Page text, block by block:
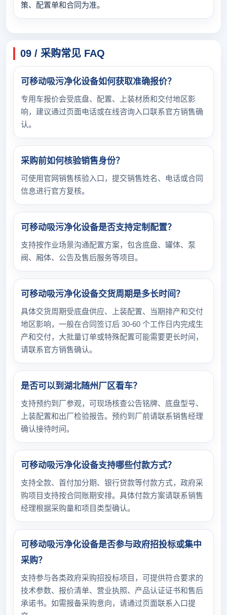
策、配置单和合同为准。
09 / 采购常见 FAQ
可移动吸污净化设备如何获取准确报价？
专用车报价会受底盘、配置、上装材质和交付地区影
响，建议通过页面电话或在线咨询入口联系官方销售确
认。
采购前如何核验销售身份？
可使用官网销售核验入口，提交销售姓名、电话或合同
信息进行官方复核。
可移动吸污净化设备是否支持定制配置？
支持按作业场景沟通配置方案，包含底盘、罐体、泵
阀、厢体、公告及售后服务等项目。
可移动吸污净化设备交货周期是多长时间？
具体交货周期受底盘供应、上装配置、当期排产和交付
地区影响，一般在合同签订后 30-60 个工作日内完成生
产和交付，大批量订单或特殊配置可能需要更长时间，
请联系官方销售确认。
是否可以到湖北随州厂区看车？
支持预约到厂参观，可现场核查公告铭牌、底盘型号、
上装配置和出厂检验报告。预约到厂前请联系销售经理
确认接待时间。
可移动吸污净化设备支持哪些付款方式？
支持全款、首付加分期、银行贷款等付款方式，政府采
购项目支持按合同账期安排。具体付款方案请联系销售
经理根据采购量和项目类型确认。
可移动吸污净化设备是否参与政府招投标或集中
采购？
支持参与各类政府采购招投标项目，可提供符合要求的
技术参数、报价清单、营业执照、产品认证证书和售后
承诺书。如需报备采购意向，请通过页面联系入口提